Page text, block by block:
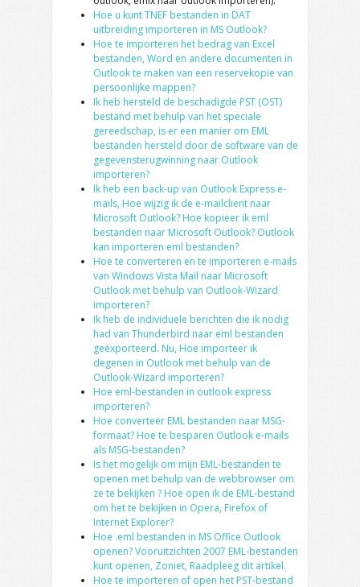
Hoe u kunt TNEF bestanden in DAT
uitbreiding importeren in MS Outlook?
Hoe te importeren het bedrag van Excel
bestanden, Word en andere documenten in
Outlook te maken van een reservekopie van
persoonlijke mappen?
Ik heb hersteld de beschadigde PST (OST)
bestand met behulp van het speciale
gereedschap, is er een manier om EML
bestanden hersteld door de software van de
gegevensterugwinning naar Outlook
importeren?
Ik heb een back-up van Outlook Express e-
mails, Hoe wijzig ik de e-mailclient naar
Microsoft Outlook? Hoe kopieer ik eml
bestanden naar Microsoft Outlook? Outlook
kan importeren eml bestanden?
Hoe te converteren en te importeren e-mails
van Windows Vista Mail naar Microsoft
Outlook met behulp van Outlook-Wizard
importeren?
Ik heb de individuele berichten die ik nodig
had van Thunderbird naar eml bestanden
geëxporteerd. Nu, Hoe importeer ik
degenen in Outlook met behulp van de
Outlook-Wizard importeren?
Hoe eml-bestanden in outlook express
importeren?
Hoe converteer EML bestanden naar MSG-
formaat? Hoe te besparen Outlook e-mails
als MSG-bestanden?
Is het mogelijk om mijn EML-bestanden te
openen met behulp van de webbrowser om
ze te bekijken ? Hoe open ik de EML-bestand
om het te bekijken in Opera, Firefox of
Internet Explorer?
Hoe .eml bestanden in MS Office Outlook
openen? Vooruitzichten 2007 EML-bestanden
kunt openen, Zoniet, Raadpleeg dit artikel.
Hoe te importeren of open het PST-bestand